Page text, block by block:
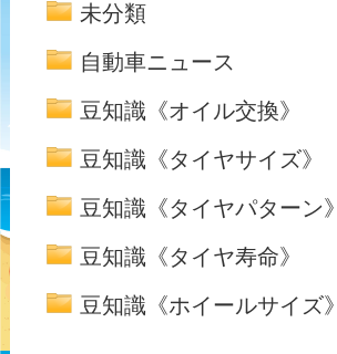
未分類
自動車ニュース
豆知識《オイル交換》
豆知識《タイヤサイズ》
豆知識《タイヤパターン》
豆知識《タイヤ寿命》
豆知識《ホイールサイズ》